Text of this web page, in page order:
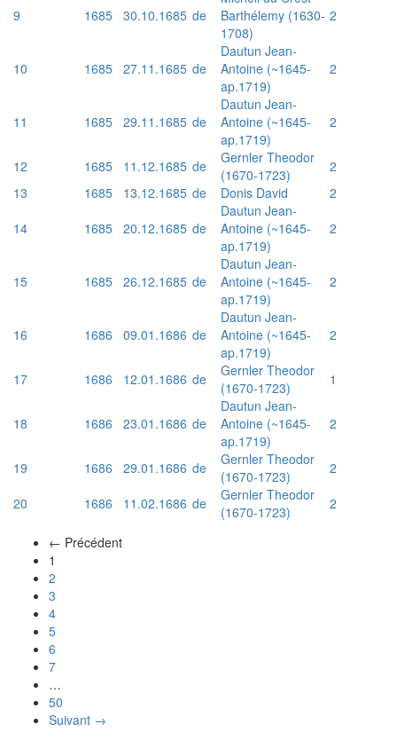
9 1685 30.10.1685 de
Barthélemy (1630-
1708)
2
10 1685 27.11.1685 de
Dautun Jean-
Antoine (~1645-
ap.1719)
2
11 1685 29.11.1685 de
Dautun Jean-
Antoine (~1645-
ap.1719)
2
12 1685 11.12.1685 de
Gernler Theodor
(1670-1723)
2
13
1685 13.12.1685 de Donis David
2
14
1685 20.12.1685 de
Dautun Jean-
Antoine (~1645-
ap.1719)
2
15 1685 26.12.1685 de
Dautun Jean-
Antoine (~1645-
ap.1719)
2
16 1686 09.01.1686 de
Dautun Jean-
Antoine (~1645-
ap.1719)
2
17 1686 12.01.1686 de
Gernler Theodor
(1670-1723)
1
18 1686 23.01.1686 de
Dautun Jean-
Antoine (~1645-
ap.1719)
2
19 1686 29.01.1686 de
Gernler Theodor
(1670-1723)
2
20
1686 11.02.1686 de
Gernler Theodor
(1670-1723)
2
← Précédent
1
2
3
4
5
6
7
…
50
Suivant →